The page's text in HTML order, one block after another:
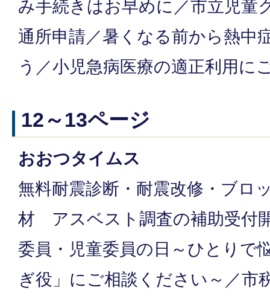
み手続きはお早めに／市立児
通所申請／暑くなる前から熱中
う／小児急病医療の適正利用に
12～13ページ
おおつタイムス
無料耐震診断・耐震改修・ブロ
材 アスベスト調査の補助受付
委員・児童委員の日～ひとりで
ぎ役」にご相談ください～／市